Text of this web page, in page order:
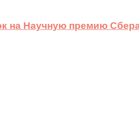
на Научную премию